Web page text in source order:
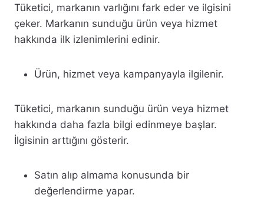
Tüketici, markanın varlığını fark eder ve ilgisini
çeker. Markanın sunduğu ürün veya hizmet
hakkında ilk izlenimlerini edinir.
Ürün, hizmet veya kampanyayla ilgilenir.
Tüketici, markanın sunduğu ürün veya hizmet
hakkında daha fazla bilgi edinmeye başlar.
İlgisinin arttığını gösterir.
Satın alıp almama konusunda bir
değerlendirme yapar.